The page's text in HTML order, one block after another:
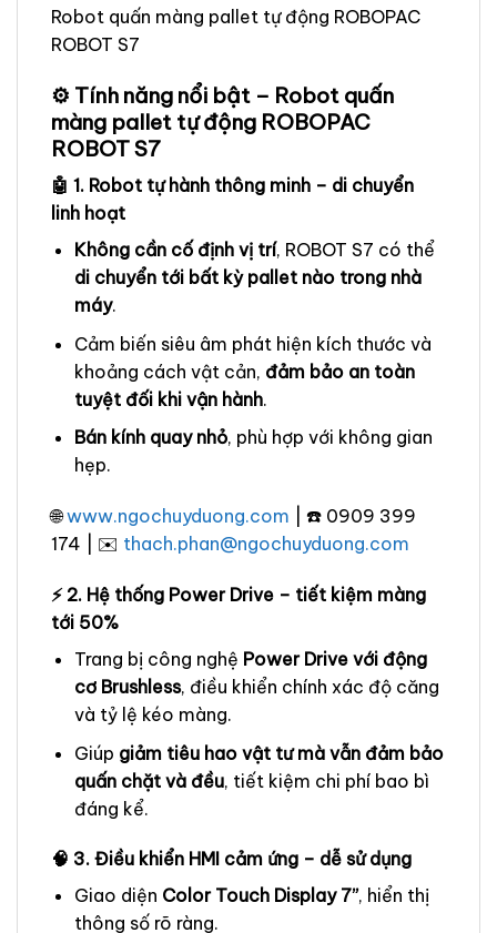
Robot quấn màng pallet tự động ROBOPAC
ROBOT S7
⚙️ Tính năng nổi bật – Robot quấn
màng pallet tự động ROBOPAC
ROBOT S7
🤖 1. Robot tự hành thông minh – di chuyển
linh hoạt
Không cần cố định vị trí, ROBOT S7 có thể
di chuyển tới bất kỳ pallet nào trong nhà
máy.
Cảm biến siêu âm phát hiện kích thước và
khoảng cách vật cản, đảm bảo an toàn
tuyệt đối khi vận hành.
Bán kính quay nhỏ, phù hợp với không gian
hẹp.
🌐www.ngochuyduong.com | ☎️ 0909 399
174 | ✉️ thach.phan@ngochuyduong.com
⚡ 2. Hệ thống Power Drive – tiết kiệm màng
tới 50%
Trang bị công nghệ Power Drive với động
cơ Brushless, điều khiển chính xác độ căng
và tỷ lệ kéo màng.
Giúp giảm tiêu hao vật tư mà vẫn đảm bảo
quấn chặt và đều, tiết kiệm chi phí bao bì
đáng kể.
🧠 3. Điều khiển HMI cảm ứng – dễ sử dụng
Giao diện Color Touch Display 7”, hiển thị
thông số rõ ràng.